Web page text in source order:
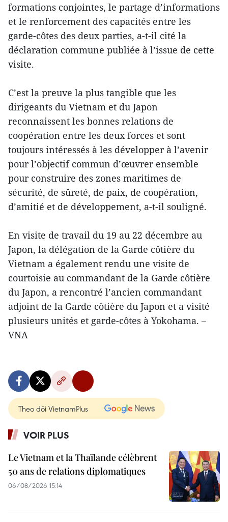
formations conjointes, le partage d’informations
et le renforcement des capacités entre les
garde-côtes des deux parties, a-t-il cité la
déclaration commune publiée à l’issue de cette
visite.
C’est la preuve la plus tangible que les
dirigeants du Vietnam et du Japon
reconnaissent les bonnes relations de
coopération entre les deux forces et sont
toujours intéressés à les développer à l’avenir
pour l’objectif commun d’œuvrer ensemble
pour construire des zones maritimes de
sécurité, de sûreté, de paix, de coopération,
d’amitié et de développement, a-t-il souligné.
En visite de travail du 19 au 22 décembre au
Japon, la délégation de la Garde côtière du
Vietnam a également rendu une visite de
courtoisie au commandant de la Garde côtière
du Japon, a rencontré l’ancien commandant
adjoint de la Garde côtière du Japon et a visité
plusieurs unités et garde-côtes à Yokohama. –
VNA
Theo dõi VietnamPlus
VOIR PLUS
Le Vietnam et la Thaïlande célèbrent
50 ans de relations diplomatiques
06/08/2026 15:14